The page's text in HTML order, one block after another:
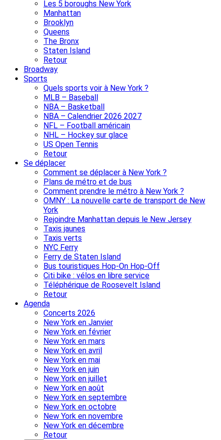
Les 5 boroughs New York
Manhattan
Brooklyn
Queens
The Bronx
Staten Island
Retour
Broadway
Sports
Quels sports voir à New York ?
MLB – Baseball
NBA – Basketball
NBA – Calendrier 2026 2027
NFL – Football américain
NHL – Hockey sur glace
US Open Tennis
Retour
Se déplacer
Comment se déplacer à New York ?
Plans de métro et de bus
Comment prendre le métro à New York ?
OMNY : La nouvelle carte de transport de New
York
Rejoindre Manhattan depuis le New Jersey
Taxis jaunes
Taxis verts
NYC Ferry
Ferry de Staten Island
Bus touristiques Hop-On Hop-Off
Citi bike : vélos en libre service
Téléphérique de Roosevelt Island
Retour
Agenda
Concerts 2026
New York en Janvier
New York en février
New York en mars
New York en avril
New York en mai
New York en juin
New York en juillet
New York en août
New York en septembre
New York en octobre
New York en novembre
New York en décembre
Retour